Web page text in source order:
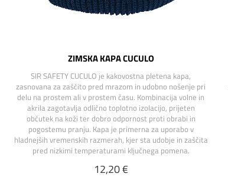
ZIMSKA KAPA CUCULO
SIR SAFETY CUCULO je kakovostna pletena kapa,
zasnovana za zaščito pred mrazom in udobno nošenje pri
delu na prostem ali v prostem času. Kombinacija volne in
akrila zagotavlja odlično toplotno izolacijo, prijeten
občutek na koži ter dobro odpornost proti obrabi in
pogostemu pranju. Kapa je primerna za uporabo v
hladnejših vremenskih razmerah, kjer sta udobje in zaščita
pred nizkimi temperaturami ključnega pomena.
12,20 €